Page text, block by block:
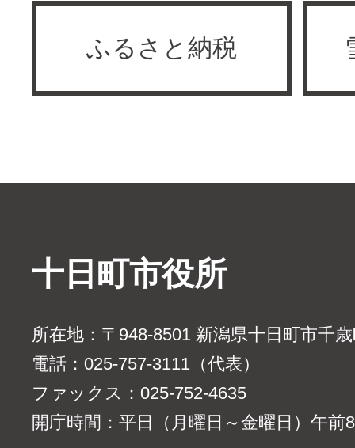
ふるさと納税
十日町市役所
所在地：〒948-8501 新潟県十日町市千
電話：025-757-3111（代表）
ファックス：025-752-4635
開庁時間：平日（月曜日～金曜日）午前